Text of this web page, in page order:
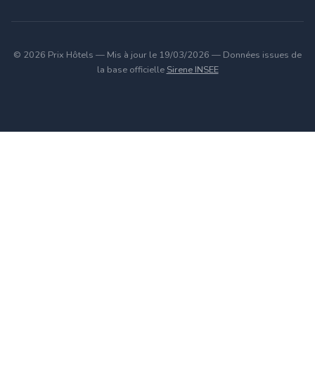
© 2026 Prix Hôtels — Mis à jour le 19/03/2026 — Données issues de
la base officielle Sirene INSEE